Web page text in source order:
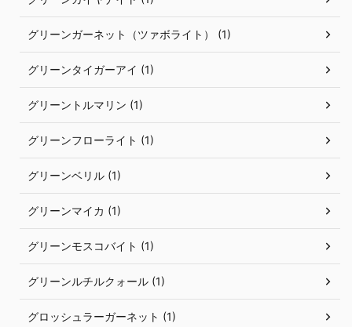
グリーンガーネット（ツァボライト） (1)
グリーンタイガーアイ (1)
グリーントルマリン (1)
グリーンフローライト (1)
グリーンベリル (1)
グリーンマイカ (1)
グリーンモスコバイト (1)
グリーンルチルクォール (1)
グロッシュラーガーネット (1)